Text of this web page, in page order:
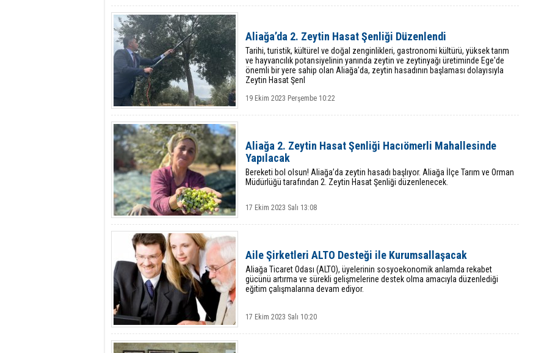
Aliağa’da 2. Zeytin Hasat Şenliği Düzenlendi
Tarihi, turistik, kültürel ve doğal zenginlikleri, gastronomi kültürü, yüksek tarım
ve hayvancılık potansiyelinin yanında zeytin ve zeytinyağı üretiminde Ege'de
önemli bir yere sahip olan Aliağa'da, zeytin hasadının başlaması dolayısıyla
Zeytin Hasat Şenl
19 Ekim 2023 Perşembe 10:22
Aliağa 2. Zeytin Hasat Şenliği Hacıömerli Mahallesinde
Yapılacak
Bereketi bol olsun! Aliağa’da zeytin hasadı başlıyor. Aliağa İlçe Tarım ve Orman
Müdürlüğü tarafından 2. Zeytin Hasat Şenliği düzenlenecek.
17 Ekim 2023 Salı 13:08
Aile Şirketleri ALTO Desteği ile Kurumsallaşacak
Aliağa Ticaret Odası (ALTO), üyelerinin sosyoekonomik anlamda rekabet
gücünü artırma ve sürekli gelişmelerine destek olma amacıyla düzenlediği
eğitim çalışmalarına devam ediyor.
17 Ekim 2023 Salı 10:20